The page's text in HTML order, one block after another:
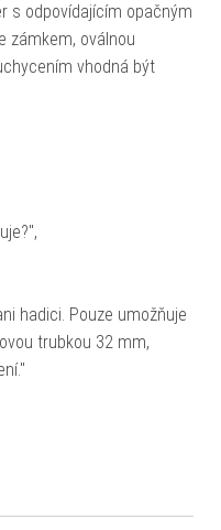
s odpovídajícím opačným
zámkem, oválnou
vhodná být
hadici. Pouze umožňuje
trubkou 32 mm,